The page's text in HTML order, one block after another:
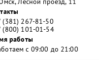
(381) 267-81-50
(800) 101-01-54
работы
с 09:00 до 21:00